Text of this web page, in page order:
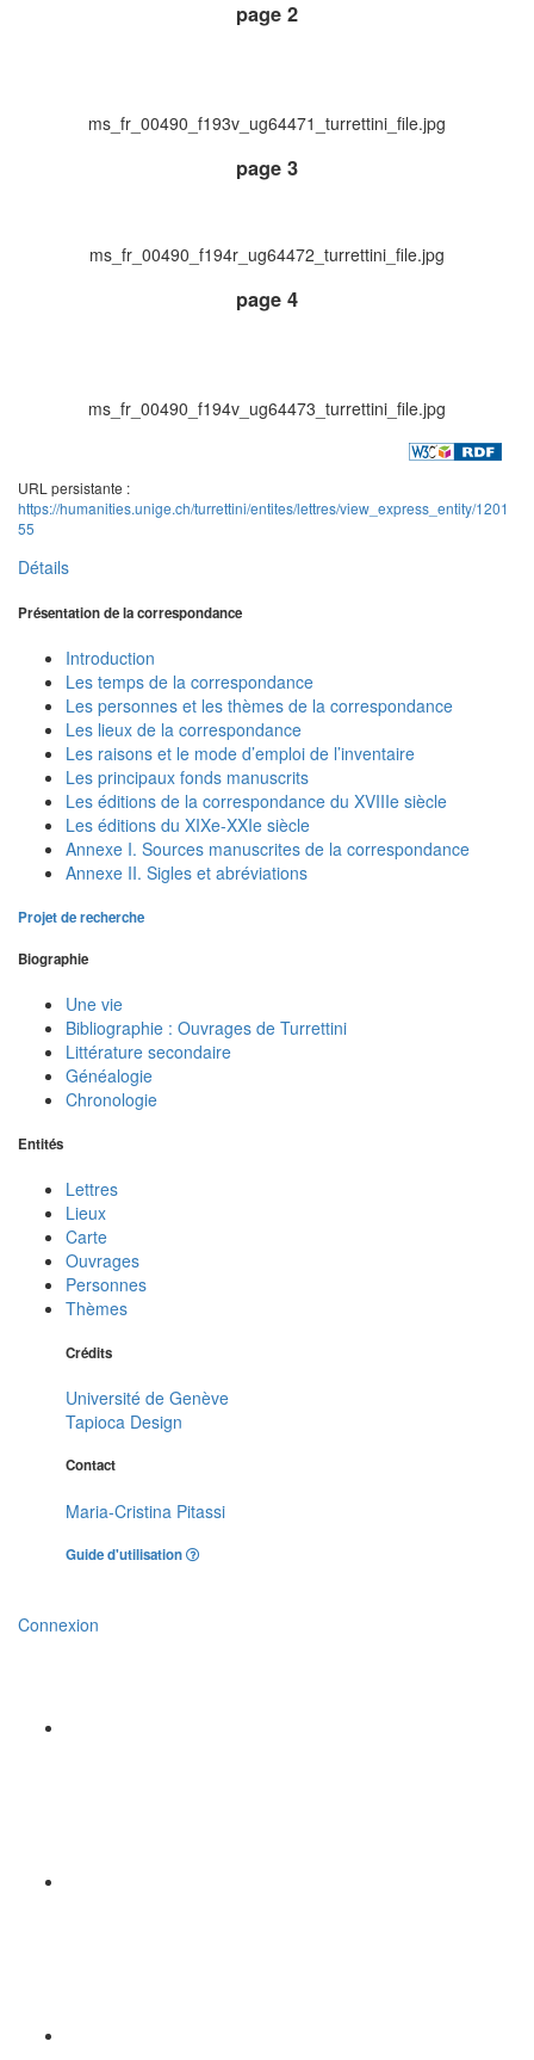
page 2
ms_fr_00490_f193v_ug64471_turrettini_file.jpg
page 3
ms_fr_00490_f194r_ug64472_turrettini_file.jpg
page 4
ms_fr_00490_f194v_ug64473_turrettini_file.jpg
URL persistante :
https://humanities.unige.ch/turrettini/entites/lettres/view_express_entity/1201
55
Détails
Présentation de la correspondance
Introduction
Les temps de la correspondance
Les personnes et les thèmes de la correspondance
Les lieux de la correspondance
Les raisons et le mode d’emploi de l’inventaire
Les principaux fonds manuscrits
Les éditions de la correspondance du XVIIIe siècle
Les éditions du XIXe-XXIe siècle
Annexe I. Sources manuscrites de la correspondance
Annexe II. Sigles et abréviations
Projet de recherche
Biographie
Une vie
Bibliographie : Ouvrages de Turrettini
Littérature secondaire
Généalogie
Chronologie
Entités
Lettres
Lieux
Carte
Ouvrages
Personnes
Thèmes
Crédits
Université de Genève
Tapioca Design
Contact
Maria-Cristina Pitassi
Guide d'utilisation
Connexion